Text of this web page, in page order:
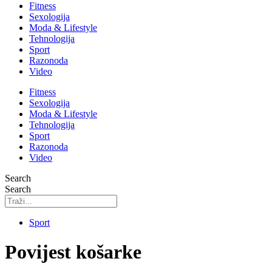
Fitness
Sexologija
Moda & Lifestyle
Tehnologija
Sport
Razonoda
Video
Fitness
Sexologija
Moda & Lifestyle
Tehnologija
Sport
Razonoda
Video
Search
Search
Sport
Povijest košarke